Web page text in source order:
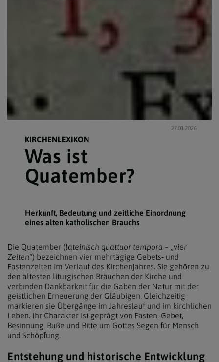
27.01.2026
KIRCHENLEXIKON
Was ist
Quatember?
Herkunft, Bedeutung und zeitliche Einordnung
eines alten katholischen Brauchs
Die Quatember (lateinisch quattuor tempora – „vier
Zeiten“) bezeichnen vier mehrtägige Gebets‑ und
Fastenzeiten im Verlauf des Kirchenjahres. Sie gehören zu
den ältesten liturgischen Bräuchen der Kirche und
verbinden Dankbarkeit für die Gaben der Natur mit der
geistlichen Erneuerung der Gläubigen. Gleichzeitig
markieren sie Übergänge im Jahreslauf und im kirchlichen
Leben. Ihr Charakter ist geprägt von Fasten, Gebet,
Besinnung, Buße und Bitte um Gottes Segen für Mensch
und Schöpfung.
Entstehung und historische Entwicklung